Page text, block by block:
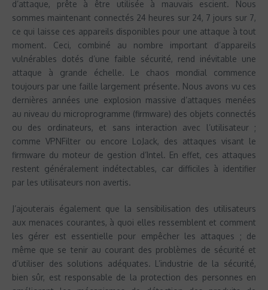
d’attaque, prête à être utilisée à mauvais escient. Nous
sommes maintenant connectés 24 heures sur 24, 7 jours sur 7,
ce qui laisse ces appareils disponibles pour une attaque à tout
moment. Ceci, combiné au nombre important d’appareils
vulnérables dotés d’une faible sécurité, rend inévitable une
attaque à grande échelle. Le chaos mondial commence
toujours par une faille largement présente. Nous avons vu ces
dernières années une explosion massive d’attaques menées
au niveau du microprogramme (firmware) des objets connectés
ou des ordinateurs, et sans interaction avec l’utilisateur ;
comme VPNFilter ou encore LoJack, des attaques visant le
firmware du moteur de gestion d’Intel. En effet, ces attaques
restent généralement indétectables, car difficiles à identifier
par les utilisateurs non avertis.
J’ajouterais également que la sensibilisation des utilisateurs
aux menaces courantes, à quoi elles ressemblent et comment
les gérer est essentielle pour empêcher les attaques ; de
même que se tenir au courant des problèmes de sécurité et
d’utiliser des solutions adéquates. L’industrie de la sécurité,
bien sûr, est responsable de la protection des personnes en